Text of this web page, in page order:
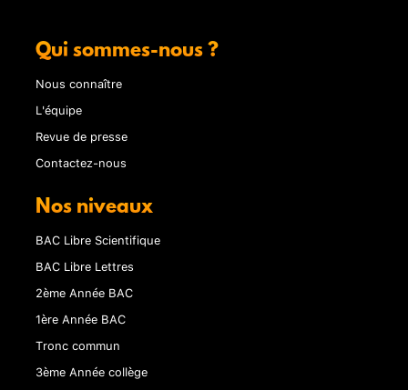
Qui sommes-nous ?
Nous connaître
L'équipe
Revue de presse
Contactez-nous
Nos niveaux
BAC Libre Scientifique
BAC Libre Lettres
2ème Année BAC
1ère Année BAC
Tronc commun
3ème Année collège